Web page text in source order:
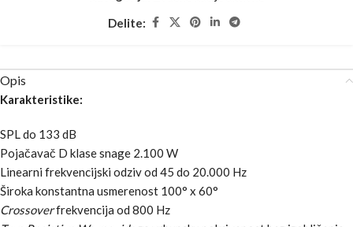
Delite:
Opis
Karakteristike:
SPL do 133 dB
Pojačavač D klase snage 2.100 W
Linearni frekvencijski odziv od 45 do 20.000 Hz
Široka konstantna usmerenost 100° x 60°
Crossoverfrekvencija od 800 Hz